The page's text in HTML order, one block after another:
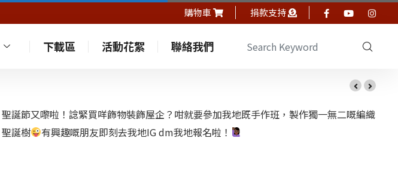
購物車 捐款支持
下載區 活動花絮 聯絡我們
聖誕節又嚟啦！諗緊買咩飾物裝飾屋企？咁就要參加我地既手作班，製作獨一無二嘅編織
聖誕樹
有興趣嘅朋友即刻去我地IG dm我地報名啦！